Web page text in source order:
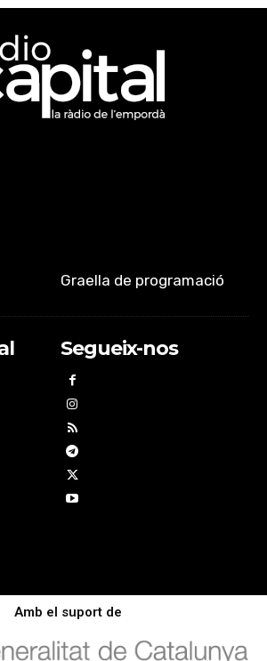
Graella de programació
Segueix-nos
Amb el suport de